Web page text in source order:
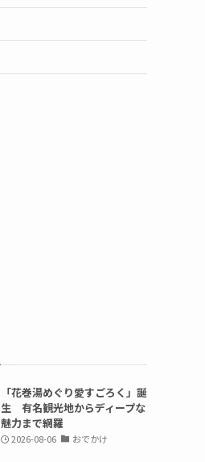
「花巻湯めぐり愛すごろく」誕
生 有名観光地からディープな
魅力まで網羅
2026-08-06 おでかけ